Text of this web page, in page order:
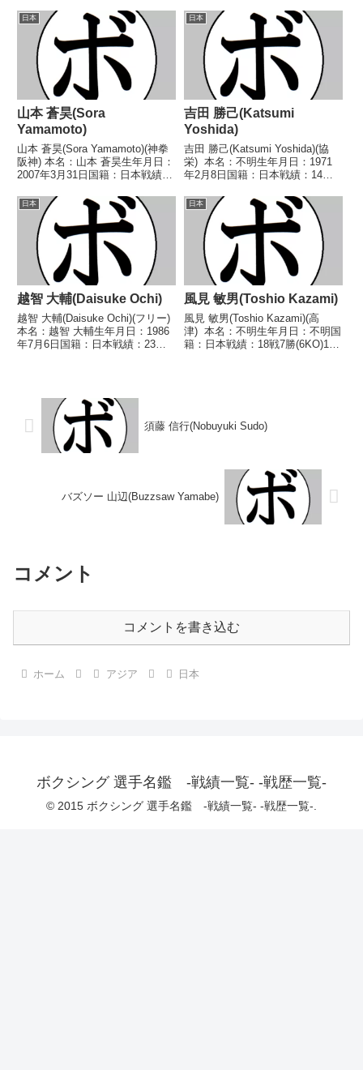
1949/01/22 ○1RKO 小原 直二
(東都)1949...
歴】1969/11/26 ●3RKO 山中
庄司(笹崎)1970/01/29 ●3RKO
斎藤 ...
日本
山本 蒼昊(Sora
Yamamoto)
山本 蒼昊(Sora Yamamoto)(神拳
阪神) 本名：山本 蒼昊生年月日：
2007年3月31日国籍：日本戦績：
ル】なし 【戦歴】2024/10/20
○1RTKO スリヤー・プッタラサ
ックサー(タイ...
日本
吉田 勝己(Katsumi
Yoshida)
吉田 勝己(Katsumi Yoshida)(協
栄) 本名：不明生年月日：1971
年2月8日国籍：日本戦績：14戦
1990年度KSD杯争奪トーナメン
トスーパーライト級優勝 【戦
歴】1989/05/...
日本
越智 大輔(Daisuke Ochi)
越智 大輔(Daisuke Ochi)(フリー)
本名：越智 大輔生年月日：1986
年7月6日国籍：日本戦績：23戦
○1RKO 片岡 ...
日本
風見 敏男(Toshio Kazami)
風見 敏男(Toshio Kazami)(高
津) 本名：不明生年月日：不明国
籍：日本戦績：18戦7勝(6KO)10
須藤 信行(Nobuyuki Sudo)
バズソー 山辺(Buzzsaw Yamabe)
コメント
コメントを書き込む
ホーム アジア 日本
ボクシング 選手名鑑 -戦績一覧- -戦歴一覧-
© 2015 ボクシング 選手名鑑 -戦績一覧- -戦歴一覧-.